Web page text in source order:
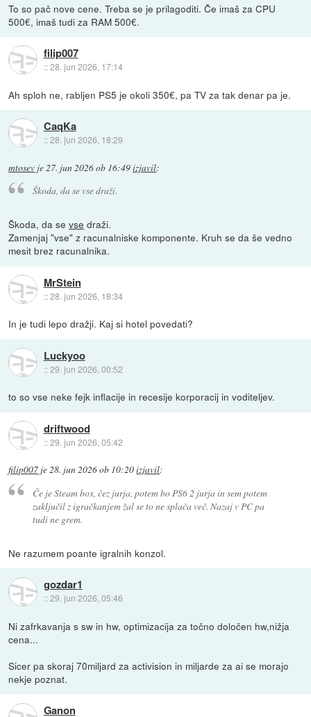
To so pač nove cene. Treba se je prilagoditi. Če imaš za CPU
500€, imaš tudi za RAM 500€.
filip007
::28. jun 2026, 17:14
Ah sploh ne, rabljen PS5 je okoli 350€, pa TV za tak denar pa je.
CaqKa
::28. jun 2026, 18:29
mtosev je27. jun 2026 ob 16:49izjavil:
Škoda, da se vse draži.
Škoda, da sevse draži.
Zamenjaj "vse" z racunalniske komponente. Kruh se da še vedno
mesit brez racunalnika.
MrStein
::28. jun 2026, 18:34
In je tudi lepo dražji. Kaj si hotel povedati?
Luckyoo
::29. jun 2026, 00:52
to so vse neke fejk inflacije in recesije korporacij in voditeljev.
driftwood
::29. jun 2026, 05:42
filip007 je28. jun 2026 ob 10:20izjavil:
Če je Steam box, čez jurja, potem bo PS6 2 jurja in sem potem
zaključil z igračkanjem žal se to ne splača več. Nazaj v PC pa
tudi ne grem.
Ne razumem poante igralnih konzol.
gozdar1
::29. jun 2026, 05:46
Ni zafrkavanja s sw in hw, optimizacija za točno določen hw,nižja
cena...
Sicer pa skoraj 70miljard za activision in miljarde za ai se morajo
nekje poznat.
Ganon